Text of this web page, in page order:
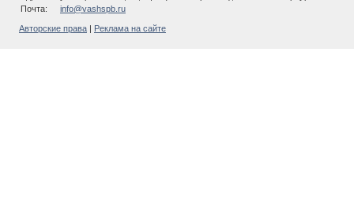
Почта:
info@vashspb.ru
Авторские права Реклама на сайте